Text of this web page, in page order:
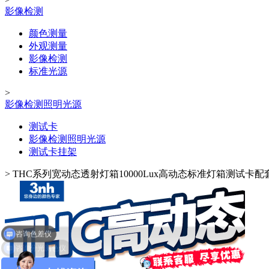
影像检测
颜色测量
外观测量
影像检测
标准光源
>
影像检测照明光源
测试卡
影像检测照明光源
测试卡挂架
> THC系列宽动态透射灯箱10000Lux高动态标准灯箱测试卡配
咨询分光测色仪